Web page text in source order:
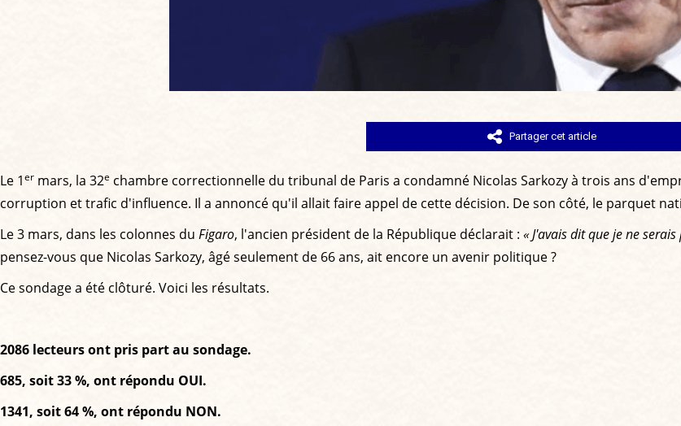
Partager cet article
Le 1er mars, la 32e chambre correctionnelle du tribunal de Paris a condamné Nicolas Sarkozy à trois ans
corruption et trafic d'influence. Il a annoncé qu'il allait faire appel de cette décision. De son côté, le parquet
Le 3 mars, dans les colonnes du Figaro, l'ancien président de la République déclarait : « J'avais dit que je ne
pensez-vous que Nicolas Sarkozy, âgé seulement de 66 ans, ait encore un avenir politique ?
Ce sondage a été clôturé. Voici les résultats.
2086 lecteurs ont pris part au sondage.
685, soit 33 %, ont répondu OUI.
1341, soit 64 %, ont répondu NON.